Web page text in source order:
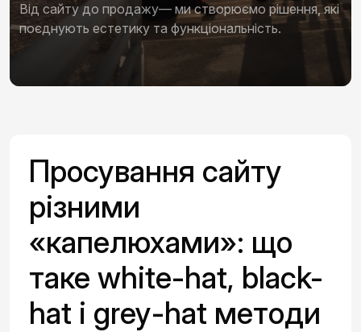
Від сайту до продажу— ми створюємо рішення, які
поєднують естетику та функціональність.
Просування сайту
різними
«капелюхами»: що
таке white-hat, black-
hat і grey-hat методи